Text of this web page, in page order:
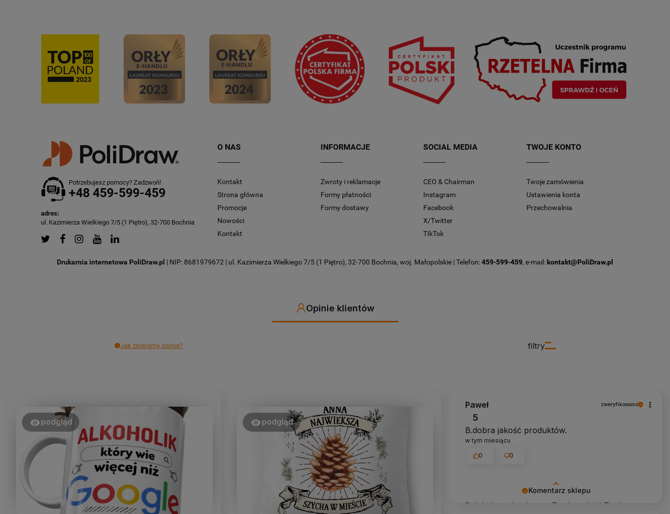
Potrzebujesz pomocy? Zadzwoń!
+48 459-599-459
adres:
ul. Kazimierza Wielkiego 7/5 (1 Piętro), 32-700 Bochnia
O NAS
Kontakt
Strona główna
Promocje
Nowości
Kontakt
INFORMACJE
Zwroty i reklamacje
Formy płatności
Formy dostawy
SOCIAL MEDIA
CEO & Chairman
Instagram
Facebook
X/Twitter
TIkTok
TWOJE KONTO
Twoje zamówienia
Ustawienia konta
Przechowalnia
Drukarnia internetowa PoliDraw.pl | NIP: 8681979672 | ul. Kazimierza Wielkiego 7/5 (1 Piętro), 32-700 Bochnia, woj. Małopolskie | Telefon:459-599-459, e-mail: kontakt@PoliDraw.pl
Opinie klientów
filtry
Jak zbieramy opinie?
podgląd podgląd
Komentarz sklepu
Dziękujemy bardzo za Twoją opinię! Twoja
Paweł zweryfikowano
5
B.dobra jakość produktów.
w tym miesiącu
0 0